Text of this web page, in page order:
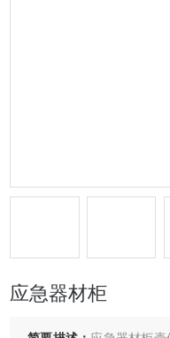
应急器材柜